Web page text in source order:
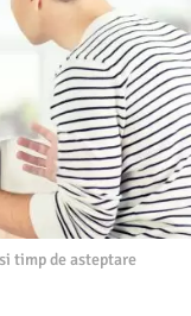
timp de asteptare